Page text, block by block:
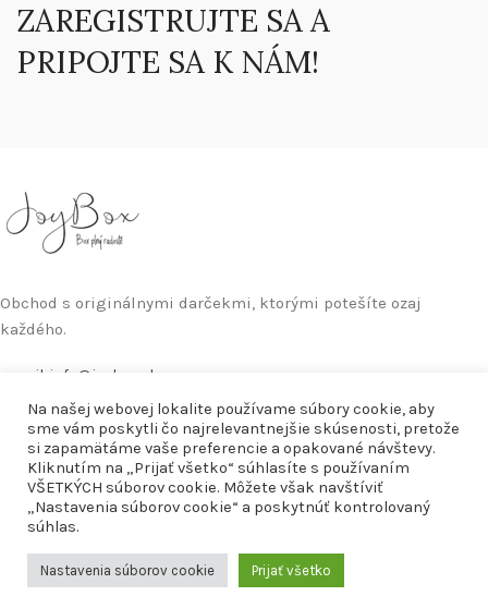
DOVOLENKA od 30.07.2026 do 09.08.2026.
(vrátane) budeme odosielať až po
ZAREGISTRUJTE SA A
PRIPOJTE SA K NÁM!
Obchod s originálnymi darčekmi, ktorými potešíte ozaj
každého.
e-mail: info@joybox.sk
NEDÁVNE PRÍSPEVKY
UŽITOČNÉ LINKY
O NÁS
JOYBOX.SK 2022
Na našej webovej lokalite používame súbory cookie, aby
sme vám poskytli čo najrelevantnejšie skúsenosti, pretože
si zapamätáme vaše preferencie a opakované návštevy.
Kliknutím na „Prijať všetko“ súhlasíte s používaním
VŠETKÝCH súborov cookie. Môžete však navštíviť
„Nastavenia súborov cookie“ a poskytnúť kontrolovaný
súhlas.
Nastavenia súborov cookie Prijať všetko